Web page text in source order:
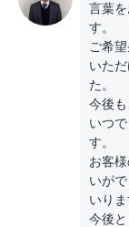
言葉
す。
ご希
いた
た。
今後
いつ
す。
お客
いが
いりま
今後